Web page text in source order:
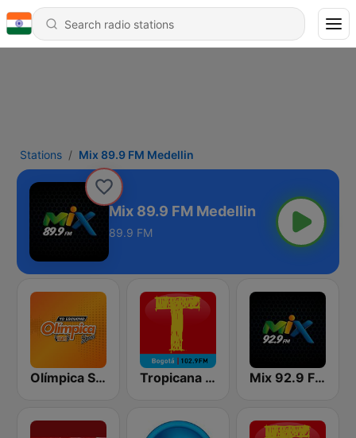
Stations Mix 89.9 FM Medellin
Mix 89.9 FM Medellin
89.9 FM
Olímpica Stereo - Medellín 104.9 FM Tropicana Bogotá Mix 92.9 FM Bogotá